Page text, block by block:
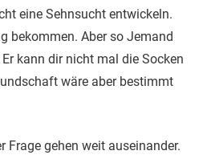
eine Sehnsucht entwickeln.
bekommen. Aber so Jemand
kann dir nicht mal die Socken
wäre aber bestimmt
Frage gehen weit auseinander.